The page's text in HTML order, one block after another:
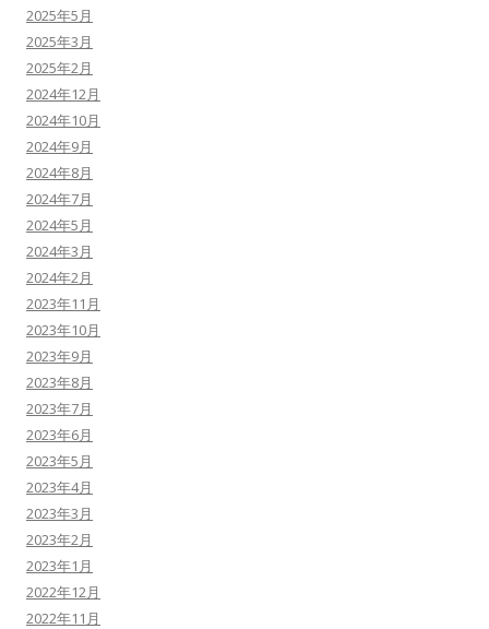
2025年5月
2025年3月
2025年2月
2024年12月
2024年10月
2024年9月
2024年8月
2024年7月
2024年5月
2024年3月
2024年2月
2023年11月
2023年10月
2023年9月
2023年8月
2023年7月
2023年6月
2023年5月
2023年4月
2023年3月
2023年2月
2023年1月
2022年12月
2022年11月